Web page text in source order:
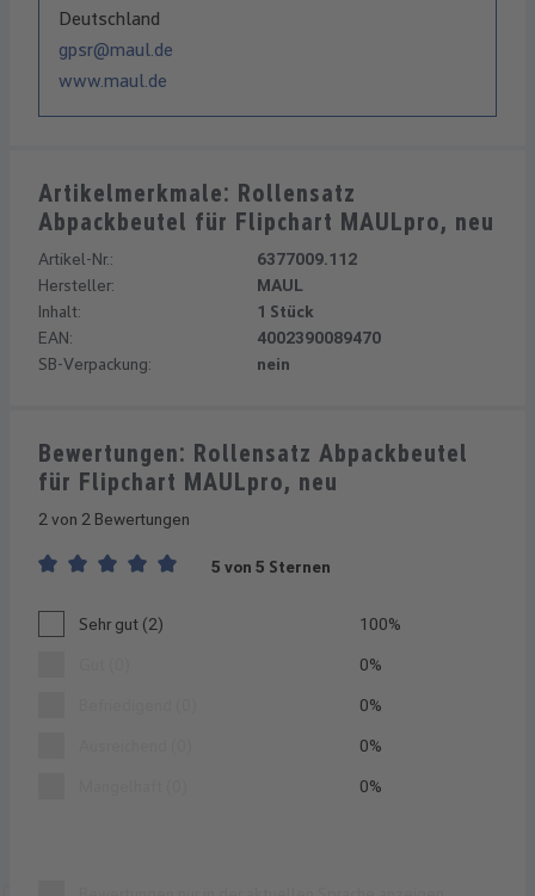
Deutschland
gpsr@maul.de
www.maul.de
Artikelmerkmale: Rollensatz
Abpackbeutel für Flipchart MAULpro, neu
Artikel-Nr.:
6377009.112
Hersteller:
MAUL
Inhalt:
1 Stück
EAN:
4002390089470
SB-Verpackung:
nein
Bewertungen: Rollensatz Abpackbeutel
für Flipchart MAULpro, neu
2 von 2 Bewertungen
5 von 5 Sternen
Sehr gut (2) 100%
0%
0%
0%
0%